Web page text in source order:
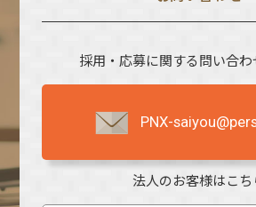
採用・応募に関する問い合わ
PNX-
法人のお客様はこち